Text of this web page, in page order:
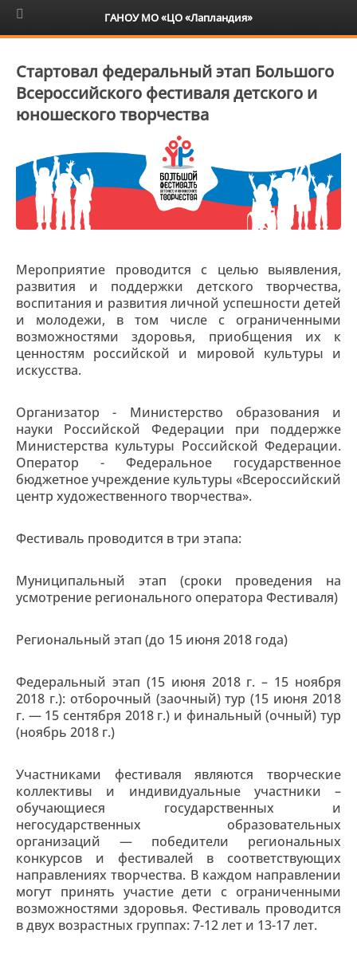
6+
Стартовал федеральный этап Большого
Всероссийского фестиваля детского и
юношеского творчества
Мероприятие проводится с целью выявления,
развития и поддержки детского творчества,
воспитания и развития личной успешности детей
и молодежи, в том числе с ограниченными
возможностями здоровья, приобщения их к
ценностям российской и мировой культуры и
искусства.
Организатор - Министерство образования и
науки Российской Федерации при поддержке
Министерства культуры Российской Федерации.
Оператор - Федеральное государственное
бюджетное учреждение культуры «Всероссийский
центр художественного творчества».
Фестиваль проводится в три этапа:
Муниципальный этап (сроки проведения на
усмотрение регионального оператора Фестиваля)
Региональный этап (до 15 июня 2018 года)
Федеральный этап (15 июня 2018 г. – 15 ноября
2018 г.): отборочный (заочный) тур (15 июня 2018
г. — 15 сентября 2018 г.) и финальный (очный) тур
(ноябрь 2018 г.)
Участниками фестиваля являются творческие
коллективы и индивидуальные участники –
обучающиеся государственных и
негосударственных образовательных
организаций — победители региональных
конкурсов и фестивалей в соответствующих
направлениях творчества. В каждом направлении
могут принять участие дети с ограниченными
возможностями здоровья. Фестиваль проводится
в двух возрастных группах: 7-12 лет и 13-17 лет.
ГАНОУ МО «ЦО «Лапландия»